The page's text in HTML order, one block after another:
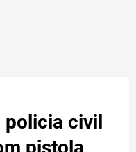
civil